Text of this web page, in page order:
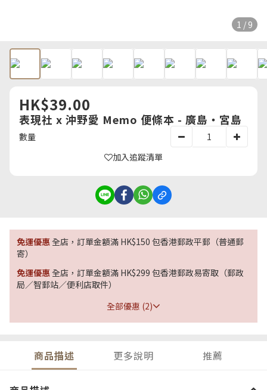
1 / 9
HK$39.00
表現社 x 沖野愛 Memo 便條本 - 廣島・宮島
數量
加入追蹤清單
免運優惠全店，訂單金額滿 HK$150 包香港郵政平郵（普通郵
寄）
免運優惠全店，訂單金額滿 HK$299 包香港郵政易寄取（郵政
局／智郵站／便利店取件）
全部優惠 (2)
商品描述 更多說明 推薦